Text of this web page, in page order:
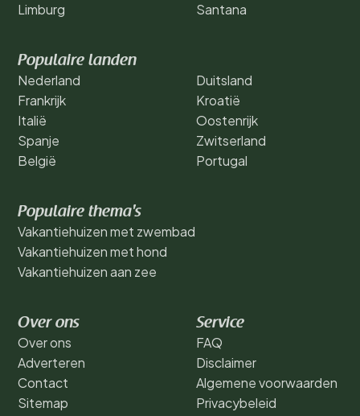
Limburg
Santana
Populaire landen
Nederland
Frankrijk
Italië
Spanje
België
Duitsland
Kroatië
Oostenrijk
Zwitserland
Portugal
Populaire thema's
Vakantiehuizen met zwembad
Vakantiehuizen met hond
Vakantiehuizen aan zee
Over ons
Over ons
Adverteren
Contact
Sitemap
Service
FAQ
Disclaimer
Algemene voorwaarden
Privacybeleid